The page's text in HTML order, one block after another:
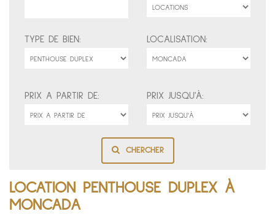
TYPE DE BIEN: LOCALISATION:
PRIX A PARTIR DE: PRIX JUSQU'À:
CHERCHER
LOCATION PENTHOUSE DUPLEX À
MONCADA